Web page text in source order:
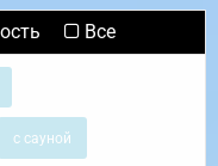
Все
с сауной